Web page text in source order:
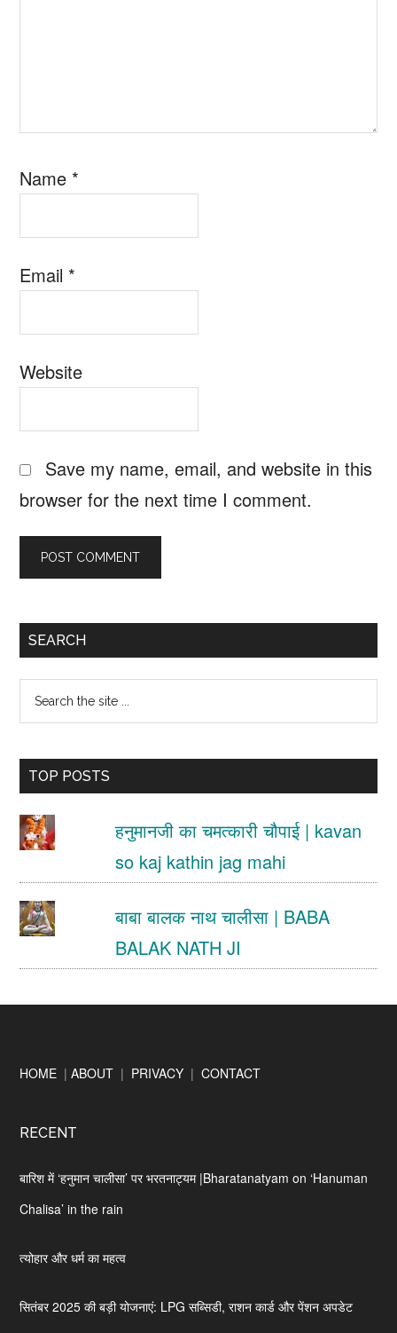
Name *
Email *
Website
Save my name, email, and website in this
browser for the next time I comment.
Primary
SEARCH
Search
the
site
...TOP POSTS
हनुमानजी का चमत्कारी चौपाई | kavan
so kaj kathin jag mahi
बाबा बालक नाथ चालीसा | BABA
BALAK NATH JI
Footer
HOME |ABOUT | PRIVACY |CONTACT
RECENT
बारिश में ‘हनुमान चालीसा’ पर भरतनाट्यम |Bharatanatyam on ‘Hanuman
Chalisa’ in the rain
त्योहार और धर्म का महत्व
सितंबर 2025 की बड़ी योजनाएं: LPG सब्सिडी, राशन कार्ड और पेंशन अपडेट